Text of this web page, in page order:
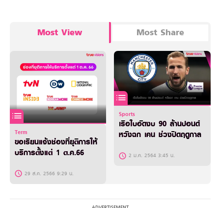
Most View Most Share
Term
ขอเรียนแจ้งช่องที่ยุติการให้
บริการตั้งแต่ 1 ต.ค.66
29 ส.ค. 2566 9:29 น.
Sports
เรือใบอัดงบ 90 ล้านปอนด์
หวังฉก เคน ช่วงปิดฤดูกาล
2 ม.ค. 2564 3:45 น.